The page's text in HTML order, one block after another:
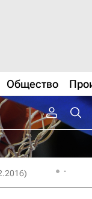
Общество